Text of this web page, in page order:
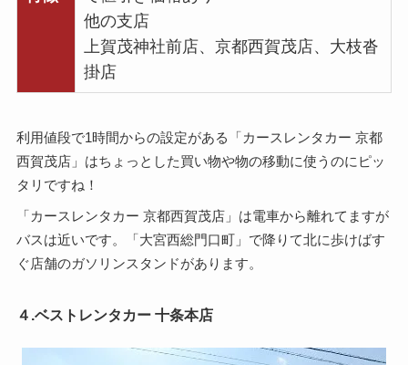
他の支店
上賀茂神社前店、京都西賀茂店、大枝沓
掛店
利用値段で1時間からの設定がある「カースレンタカー 京都
西賀茂店」はちょっとした買い物や物の移動に使うのにピッ
タリですね！
「カースレンタカー 京都西賀茂店」は電車から離れてますが
バスは近いです。「大宮西総門口町」で降りて北に歩けばす
ぐ店舗のガソリンスタンドがあります。
４.ベストレンタカー 十条本店